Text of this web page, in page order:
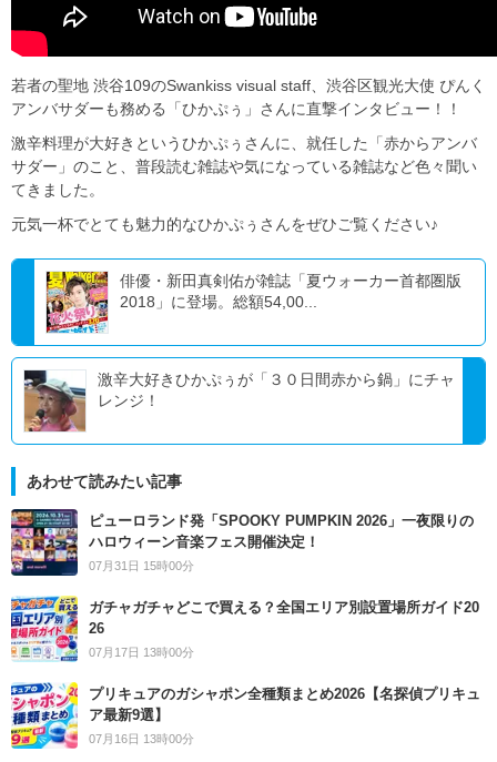
若者の聖地 渋谷109のSwankiss visual staff、渋谷区観光大使 ぴんく
アンバサダーも務める「ひかぷぅ」さんに直撃インタビュー！！
激辛料理が大好きというひかぷぅさんに、就任した「赤からアンバ
サダー」のこと、普段読む雑誌や気になっている雑誌など色々聞い
てきました。
元気一杯でとても魅力的なひかぷぅさんをぜひご覧ください♪
俳優・新田真剣佑が雑誌「夏ウォーカー首都圏版
2018」に登場。総額54,00...
激辛大好きひかぷぅが「３０日間赤から鍋」にチャ
レンジ！
あわせて読みたい記事
ピューロランド発「SPOOKY PUMPKIN 2026」一夜限りの
ハロウィーン音楽フェス開催決定！
07月31日 15時00分
ガチャガチャどこで買える？全国エリア別設置場所ガイド20
26
07月17日 13時00分
プリキュアのガシャポン全種類まとめ2026【名探偵プリキュ
ア最新9選】
07月16日 13時00分